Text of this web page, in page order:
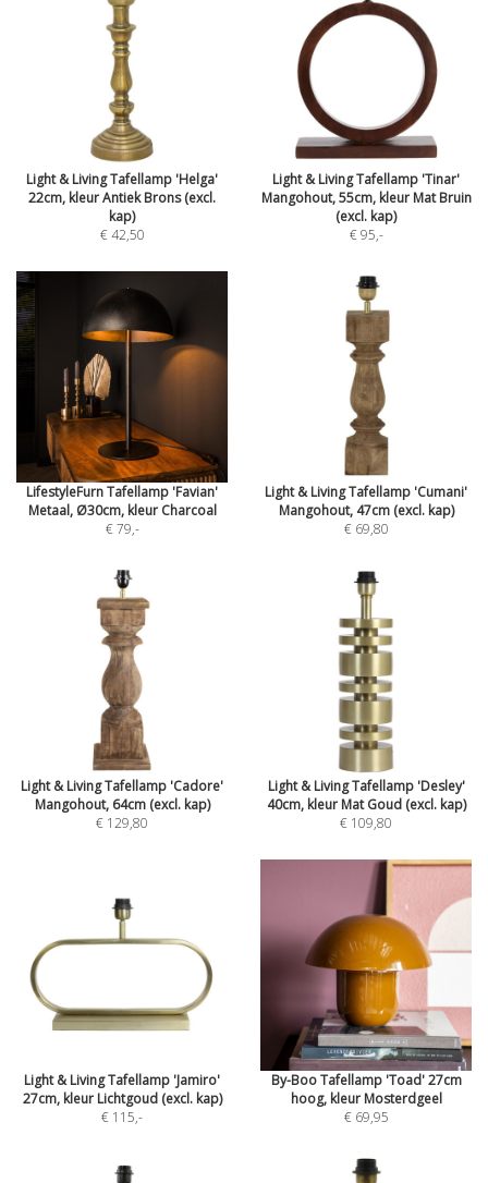
Light & Living Tafellamp 'Helga'
22cm, kleur Antiek Brons (excl.
kap)
€ 42,50
Light & Living Tafellamp 'Tinar'
Mangohout, 55cm, kleur Mat Bruin
(excl. kap)
€ 95,-
LifestyleFurn Tafellamp 'Favian'
Metaal, Ø30cm, kleur Charcoal
€ 79,-
Light & Living Tafellamp 'Cumani'
Mangohout, 47cm (excl. kap)
€ 69,80
Light & Living Tafellamp 'Cadore'
Mangohout, 64cm (excl. kap)
€ 129,80
Light & Living Tafellamp 'Desley'
40cm, kleur Mat Goud (excl. kap)
€ 109,80
Light & Living Tafellamp 'Jamiro'
27cm, kleur Lichtgoud (excl. kap)
€ 115,-
By-Boo Tafellamp 'Toad' 27cm
hoog, kleur Mosterdgeel
€ 69,95